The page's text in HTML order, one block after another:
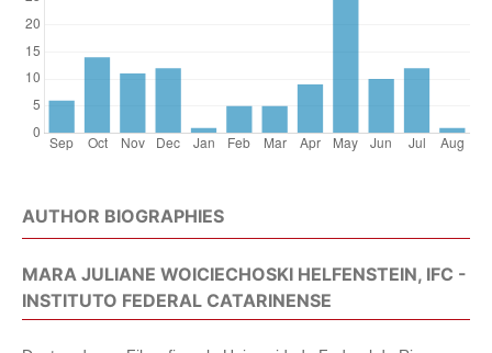
AUTHOR BIOGRAPHIES
MARA JULIANE WOICIECHOSKI HELFENSTEIN, IFC -
INSTITUTO FEDERAL CATARINENSE